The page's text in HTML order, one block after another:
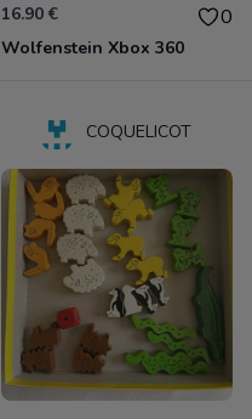
16.90 € 0
Wolfenstein Xbox 360
COQUELICOT